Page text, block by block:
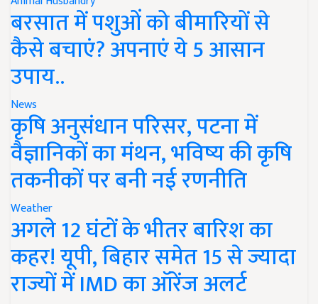
बरसात में पशुओं को बीमारियों से
कैसे बचाएं? अपनाएं ये 5 आसान
उपाय..
News
कृषि अनुसंधान परिसर, पटना में
वैज्ञानिकों का मंथन, भविष्य की कृषि
तकनीकों पर बनी नई रणनीति
Weather
अगले 12 घंटों के भीतर बारिश का
कहर! यूपी, बिहार समेत 15 से ज्यादा
राज्यों में IMD का ऑरेंज अलर्ट